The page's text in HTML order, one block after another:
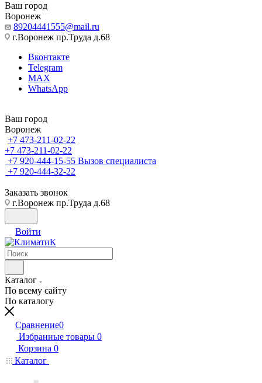
Ваш город
Воронеж
89204441555@mail.ru
г.Воронеж пр.Труда д.68
Вконтакте
Telegram
MAX
WhatsApp
Ваш город
Воронеж
+7 473-211-02-22
+7 473-211-02-22
+7 920-444-15-55 Вызов специалиста
+7 920-444-32-22
Заказать звонок
г.Воронеж пр.Труда д.68
Войти
Каталог
По всему сайту
По каталогу
Сравнение0
Избранные товары 0
Корзина 0
Каталог